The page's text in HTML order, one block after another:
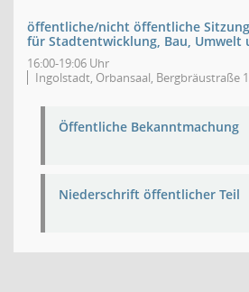
öffentliche/nicht öffentliche Sitzung
für Stadtentwicklung, Bau, Umwelt
16:00-19:06 Uhr
Ingolstadt, Orbansaal, Bergbräustraße 1
Öffentliche Bekanntmachung
Niederschrift öffentlicher Teil